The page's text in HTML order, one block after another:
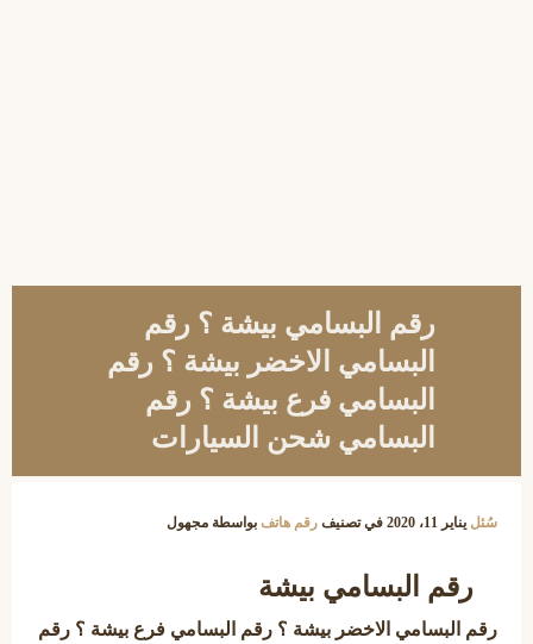
رقم البسامي بيشة ؟ رقم
البسامي الاخضر بيشة ؟ رقم
البسامي فرع بيشة ؟ رقم
البسامي شحن السيارات
سُئل يناير 11، 2020 في تصنيف رقم هاتف بواسطة مجهول
رقم البسامي بيشة
رقم البسامي الاخضر بيشة ؟ رقم البسامي فرع بيشة ؟ رقم